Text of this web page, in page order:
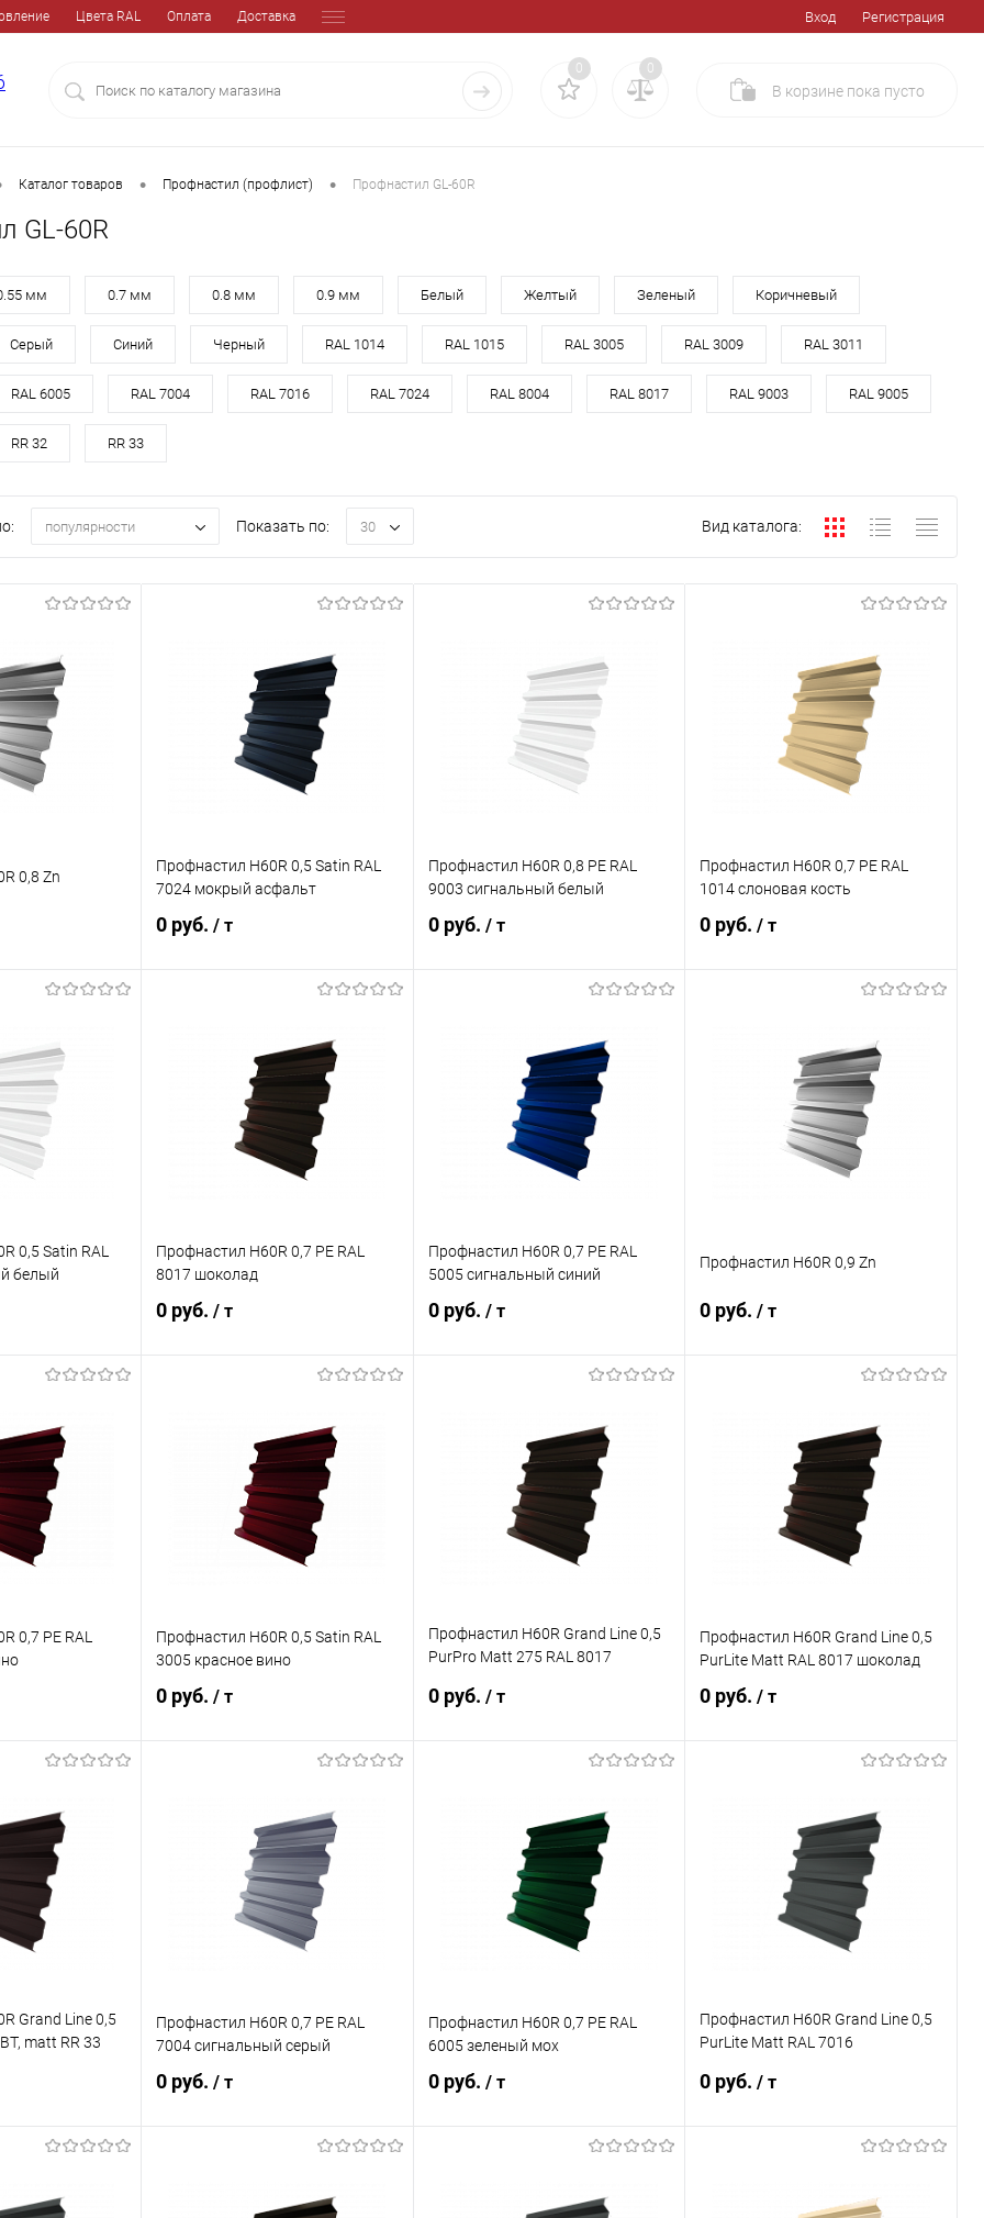
Цвета RAL Оплата Доставка Вход Регистрация
0 0
В корзине пока пусто
Каталог товаров • Профнастил (профлист) • Профнастил GL-60R
GL-60R
мм 0.7 мм 0.8 мм 0.9 мм Белый Желтый Зеленый Коричневый
Серый Синий Черный RAL 1014 RAL 1015 RAL 3005 RAL 3009 RAL 3011
RAL 6005 RAL 7004 RAL 7016 RAL 7024 RAL 8004 RAL 8017 RAL 9003 RAL 9005
RR 32 RR 33
популярности Показать по: 30 Вид каталога:
0,8 Zn
Сравнение
Под заказ
Профнастил Н60R 0,5 Satin RAL
7024 мокрый асфальт
0 руб. / т
Купить в 1 клик Сравнение
В избранное Под заказ
Профнастил Н60R 0,8 PE RAL
9003 сигнальный белый
0 руб. / т
Купить в 1 клик Сравнение
В избранное Под заказ
Профнастил Н60R 0,7 PE RAL
1014 слоновая кость
0 руб./ т
Купить в 1 клик Сравнение
В избранное Под заказ
0,5 Satin RAL
белый
Сравнение
Под заказ
Профнастил Н60R 0,7 PE RAL
8017 шоколад
0 руб. / т
Купить в 1 клик Сравнение
В избранное Под заказ
Профнастил Н60R 0,7 PE RAL
5005 сигнальный синий
0 руб. / т
Купить в 1 клик Сравнение
В избранное Под заказ
Профнастил Н60R 0,9 Zn
0 руб./ т
Купить в 1 клик Сравнение
В избранное Под заказ
0,7 PE RAL
Сравнение
Под заказ
Профнастил Н60R 0,5 Satin RAL
3005 красное вино
0 руб. / т
Купить в 1 клик Сравнение
В избранное Под заказ
Профнастил Н60R Grand Line 0,5
PurPro Matt 275 RAL 8017
0 руб. / т
Купить в 1 клик Сравнение
В избранное Под заказ
Профнастил Н60R Grand Line 0,5
PurLite Matt RAL 8017 шоколад
0 руб./ т
Купить в 1 клик Сравнение
В избранное Под заказ
Grand Line 0,5
matt RR 33
Профнастил Н60R 0,7 PE RAL
7004 сигнальный серый
0 руб. / т
Профнастил Н60R 0,7 PE RAL
6005 зеленый мох
0 руб. / т
Профнастил Н60R Grand Line 0,5
PurLite Matt RAL 7016
0 руб./ т